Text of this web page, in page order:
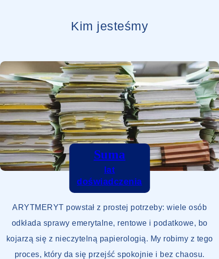
Kim jesteśmy
Suma
lat
doświadczenia
ARYTMERYT powstał z prostej potrzeby: wiele osób
odkłada sprawy emerytalne, rentowe i podatkowe, bo
kojarzą się z nieczytelną papierologią. My robimy z tego
proces, który da się przejść spokojnie i bez chaosu.